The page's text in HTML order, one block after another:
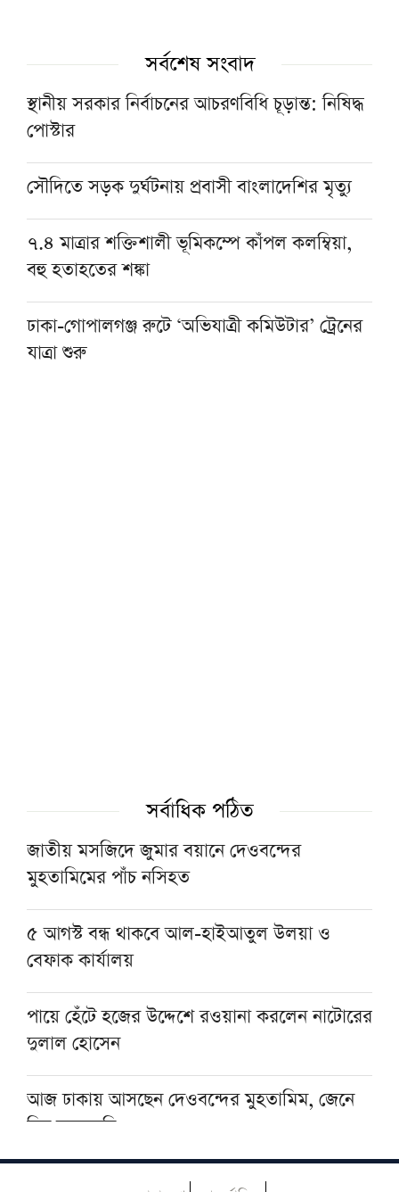
সর্বশেষ সংবাদ
স্থানীয় সরকার নির্বাচনের আচরণবিধি চূড়ান্ত: নিষিদ্ধ
পোস্টার
সৌদিতে সড়ক দুর্ঘটনায় প্রবাসী বাংলাদেশির মৃত্যু
৭.৪ মাত্রার শক্তিশালী ভূমিকম্পে কাঁপল কলম্বিয়া,
বহু হতাহতের শঙ্কা
ঢাকা-গোপালগঞ্জ রুটে ‘অভিযাত্রী কমিউটার’ ট্রেনের
যাত্রা শুরু
জুলাই জাদুঘর থেকে নেতাকর্মীদের ভাস্কর্য
অপসারণের কড়া হুঁশিয়ারি হেফাজতের
বিভিন্ন দলের দায়িত্বশীলসহ বিশিষ্ট ব্যক্তিদের
বিকেএমে যোগদান
ফের বিক্ষোভে উত্তাল ভারত, শিক্ষার্থীদের ওপর
পুলিশের লাঠিচার্জ ও জলকামান
সর্বাধিক পঠিত
জাতীয় মসজিদে জুমার বয়ানে দেওবন্দের
মুহতামিমের পাঁচ নসিহত
৫ আগস্ট বন্ধ থাকবে আল-হাইআতুল উলয়া ও
বেফাক কার্যালয়
পায়ে হেঁটে হজের উদ্দেশে রওয়ানা করলেন নাটোরের
দুলাল হোসেন
আজ ঢাকায় আসছেন দেওবন্দের মুহতামিম, জেনে
নিন সফরসূচি
মুআসসাসা ইলমিয়্যাহ বাংলাদেশের উদ্যোগে বিশেষ